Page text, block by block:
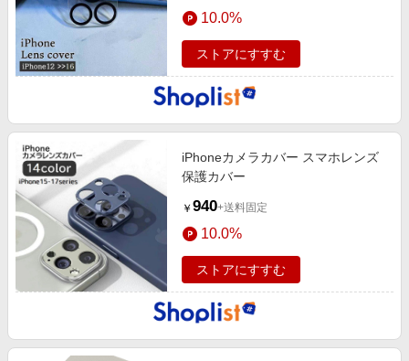
10.0%
ストアにすすむ
iPhoneカメラカバー スマホレンズ
保護カバー
￥ 940+送料固定
10.0%
ストアにすすむ